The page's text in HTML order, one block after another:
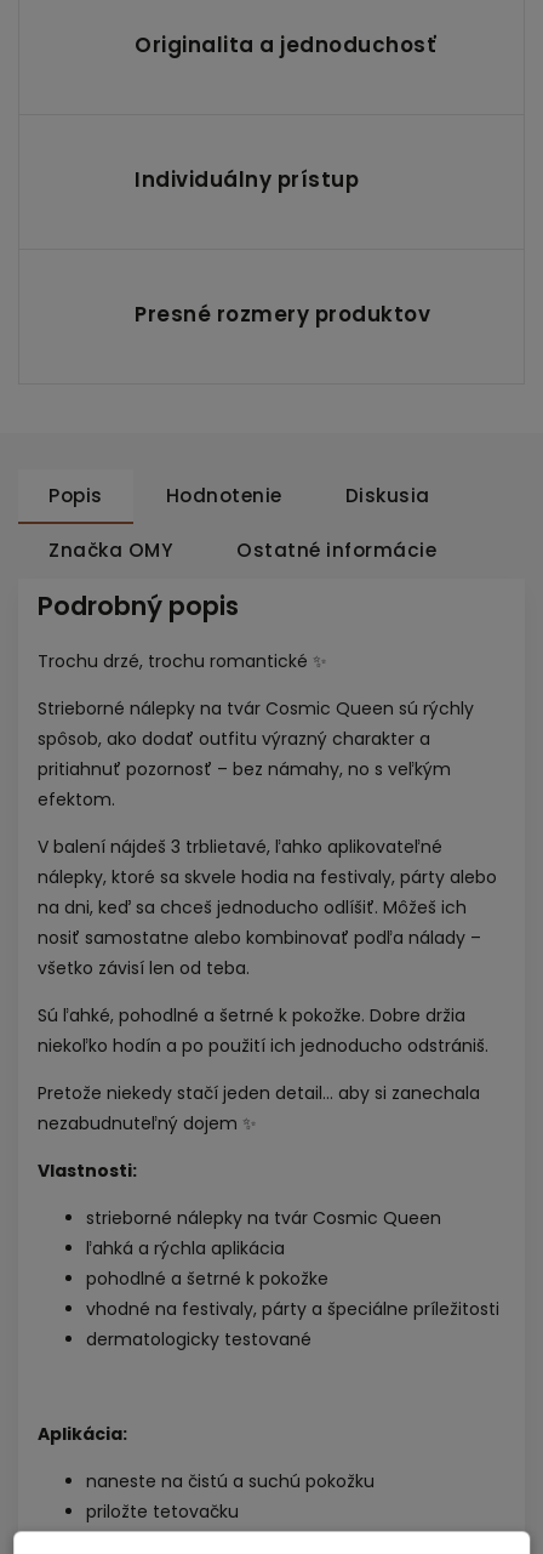
Originalita a jednoduchosť
Individuálny prístup
Presné rozmery produktov
Popis Hodnotenie Diskusia
Značka OMY Ostatné informácie
Podrobný popis
Trochu drzé, trochu romantické ✨
Strieborné nálepky na tvár Cosmic Queen sú rýchly
spôsob, ako dodať outfitu výrazný charakter a
pritiahnuť pozornosť – bez námahy, no s veľkým
efektom.
V balení nájdeš 3 trblietavé, ľahko aplikovateľné
nálepky, ktoré sa skvele hodia na festivaly, párty alebo
na dni, keď sa chceš jednoducho odlíšiť. Môžeš ich
nosiť samostatne alebo kombinovať podľa nálady –
všetko závisí len od teba.
Sú ľahké, pohodlné a šetrné k pokožke. Dobre držia
niekoľko hodín a po použití ich jednoducho odstrániš.
Pretože niekedy stačí jeden detail… aby si zanechala
nezabudnuteľný dojem ✨
Vlastnosti:
strieborné nálepky na tvár Cosmic Queen
ľahká a rýchla aplikácia
pohodlné a šetrné k pokožke
vhodné na festivaly, párty a špeciálne príležitosti
dermatologicky testované
Aplikácia:
naneste na čistú a suchú pokožku
priložte tetovačku